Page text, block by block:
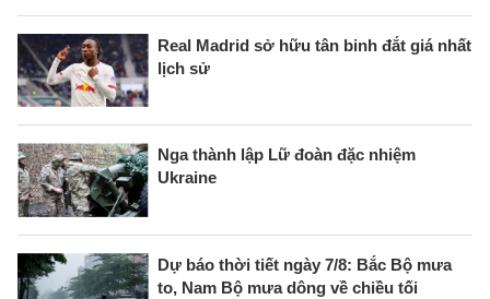
Real Madrid sở hữu tân binh đắt giá nhất
lịch sử
Nga thành lập Lữ đoàn đặc nhiệm
Ukraine
Dự báo thời tiết ngày 7/8: Bắc Bộ mưa
to, Nam Bộ mưa dông về chiều tối